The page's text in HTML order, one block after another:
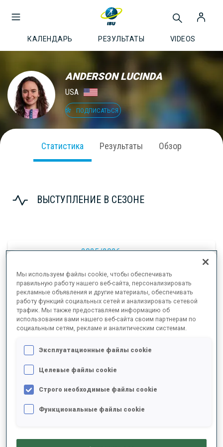
КАЛЕНДАРЬ РЕЗУЛЬТАТЫ VIDEOS
ANDERSON LUCINDA
USA
ПОДПИСАТЬСЯ
Статистика Результаты Обзор
ВЫСТУПЛЕНИЕ В СЕЗОНЕ
2025/2026
РЕЗУЛЬТАТЫ - СРЕДНЕЕ ЗНАЧЕНИЕ
ЛЫЖНЫЙ ХОД - ОТСТАВАНИЕ ОТ ЛИДЕРА +4.6 s/km
СТРЕЛЬБА СТОЯ
РЕЗУЛЬТАТЫ - ТЕНДЕНЦИЯ
Мы используем файлы cookie, чтобы обеспечивать
правильную работу нашего веб-сайта, персонализировать
рекламные объявления и другие материалы, обеспечивать
работу функций социальных сетей и анализировать сетевой
трафик. Мы также предоставляем информацию об
использовании вами нашего веб-сайта своим партнерам по
социальным сетям, рекламе и аналитическим системам.
Эксплуатационные файлы cookie
Целевые файлы cookie
Строго необходимые файлы cookie
Функциональные файлы cookie